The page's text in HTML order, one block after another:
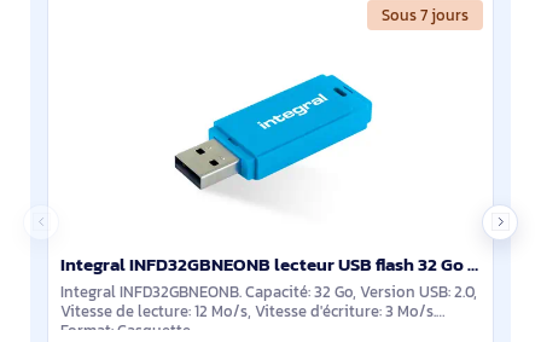
Sous 7 jours
Integral INFD32GBNEONB lecteur USB flash 32 Go 2.0
Integral INFD32GBNEONB. Capacité: 32 Go, Version USB: 2.0,
Vitesse de lecture: 12 Mo/s, Vitesse d'écriture: 3 Mo/s.
Format: Casquette